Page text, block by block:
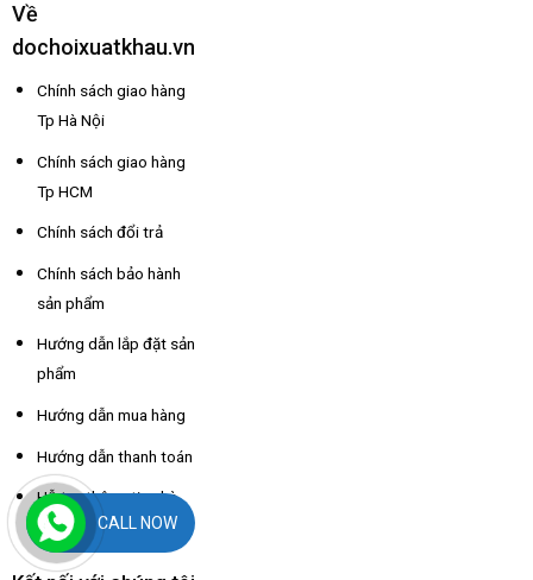
Về
dochoixuatkhau.vn
Chính sách giao hàng
Tp Hà Nội
Chính sách giao hàng
Tp HCM
Chính sách đổi trả
Chính sách bảo hành
sản phẩm
Hướng dẫn lắp đặt sản
phẩm
Hướng dẫn mua hàng
Hướng dẫn thanh toán
Hỗ trợ thông tin nhà
xe các tỉnhCALL NOW